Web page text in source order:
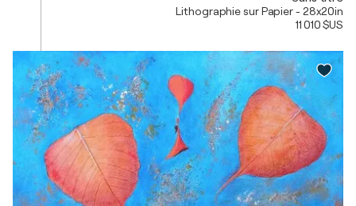
Lithographie sur Papier - 28x20in
11 010 $US